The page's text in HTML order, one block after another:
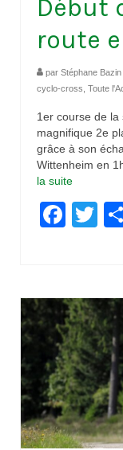
Début
route
par Stéphane Bazin
cyclo-cross Toute
1er course de la
magnifique 2e
grâce à son
Wittenheim en
la suite­­